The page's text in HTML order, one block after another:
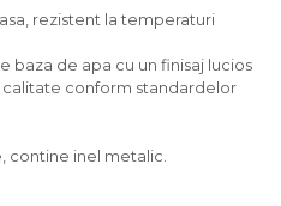
rezistent la temperaturi
baza de apa cu un finisaj lucios
conform standardelor
contine inel metalic.